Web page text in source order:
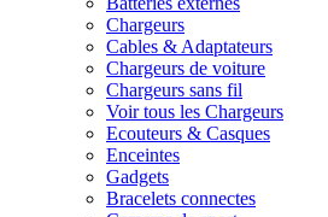
Chargeurs
Cables & Adaptateurs
Chargeurs de voiture
Chargeurs sans fil
Voir tous les Chargeurs
Ecouteurs & Casques
Enceintes
Gadgets
Bracelets connectes